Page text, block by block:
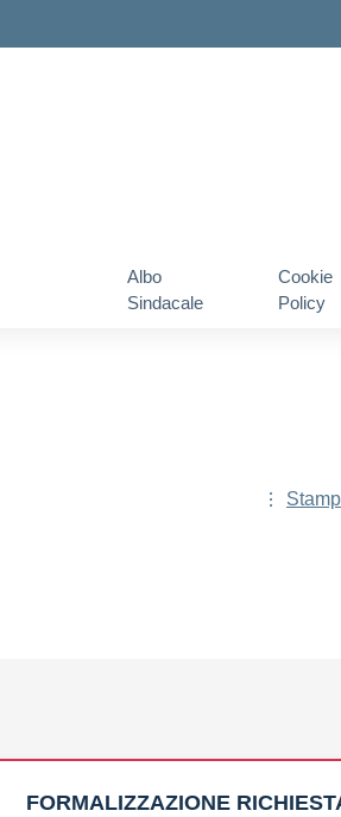
Albo
Sindacale
Cookie
Policy
FORMALIZZAZIONE